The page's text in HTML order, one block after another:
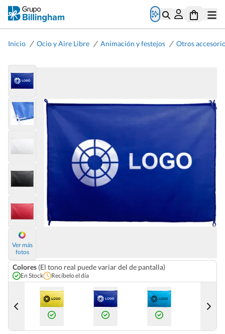
Inicio / Ocio y Aire Libre / Animación y festejos / Otros
Ver más
fotos
Colores (El tono real puede variar del de pantalla)
En Stock Recíbelo el día